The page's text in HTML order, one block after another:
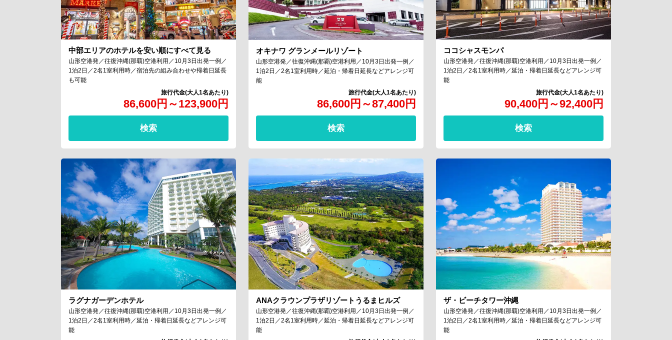
中部エリアのホテルを安い順にすべて見る
86,600円 ～123,900円
山形空港発／往復沖縄(那覇)空港利用／10月3日出発一例／
1泊2日／2名1室利用時／宿泊先の組み合わせや帰着日延長
も可能
検索
オキナワ グランメールリゾート
86,600円 ～87,400円
山形空港発／往復沖縄(那覇)空港利用／10月3日出発一例／
1泊2日／2名1室利用時／延泊・帰着日延長などアレンジ可
能
検索
ココシャスモンパ
90,400円 ～92,400円
山形空港発／往復沖縄(那覇)空港利用／10月3日出発一例／
1泊2日／2名1室利用時／延泊・帰着日延長などアレンジ可
能
検索
ラグナガーデンホテル
山形空港発／往復沖縄(那覇)空港利用／10月3日出発一例／
1泊2日／2名1室利用時／延泊・帰着日延長などアレンジ可
能
ANAクラウンプラザリゾートうるまヒルズ
山形空港発／往復沖縄(那覇)空港利用／10月3日出発一例／
1泊2日／2名1室利用時／延泊・帰着日延長などアレンジ可
能
ザ・ビーチタワー沖縄
山形空港発／往復沖縄(那覇)空港利用／10月3日出発一例／
1泊2日／2名1室利用時／延泊・帰着日延長などアレンジ可
能